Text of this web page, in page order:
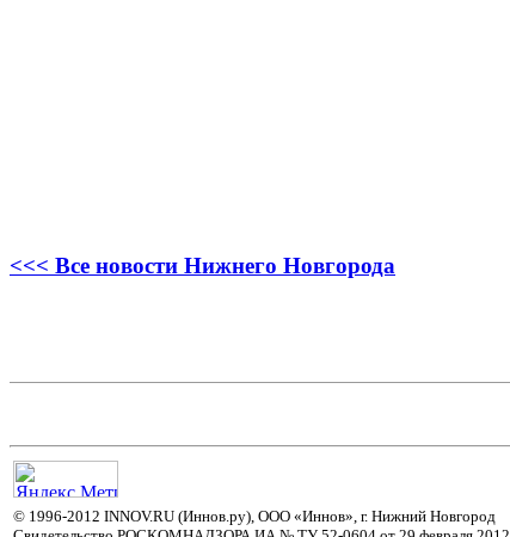
<<< Все новости Нижнего Новгорода
© 1996-2012 INNOV.RU (Иннов.ру), ООО «Иннов», г. Нижний Новгород